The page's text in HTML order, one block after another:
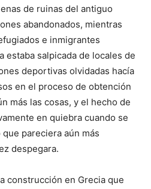
de ruinas del antiguo
abandonados, mientras
e inmigrantes
estaba salpicada de locales de
deportivas olvidadas hacía
en el proceso de obtención
más las cosas, y el hecho de
en quiebra cuando se
pareciera aún más
despegara.
construcción en Grecia que